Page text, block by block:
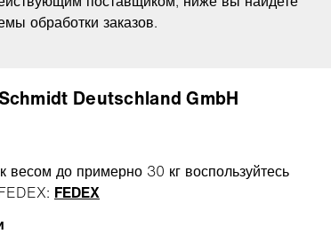
обработки заказов.
Deutschland GmbH
весом до примерно 30 кг воспользуйтесь
FEDEX